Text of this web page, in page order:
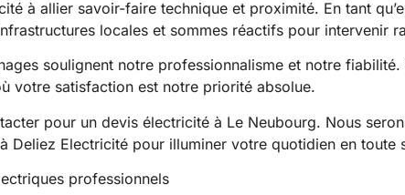
à allier savoir-faire technique et proximité. En tant
locales et sommes réactifs pour intervenir
soulignent notre professionnalisme et notre
votre satisfaction est notre priorité absolue.
pour un devis électricité à Le Neubourg. Nous
Deliez Electricité pour illuminer votre quotidien en toute
professionnels